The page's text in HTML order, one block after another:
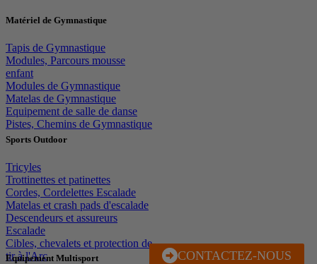
J'EN PROFITE
CONTACTEZ-NOUS
Matériel de Gymnastique
Tapis de Gymnastique
Modules, Parcours mousse
enfant
Modules de Gymnastique
Matelas de Gymnastique
Equipement de salle de danse
Pistes, Chemins de Gymnastique
Sports Outdoor
Tricyles
Trottinettes et patinettes
Cordes, Cordelettes Escalade
Matelas et crash pads d'escalade
Descendeurs et assureurs
Escalade
Cibles, chevalets et protection de
tir à l'Arc
Equipement Multisport